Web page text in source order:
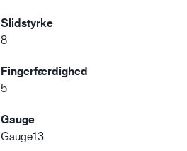
Slidstyrke
8
Fingerfærdighed
5
Gauge
Gauge13